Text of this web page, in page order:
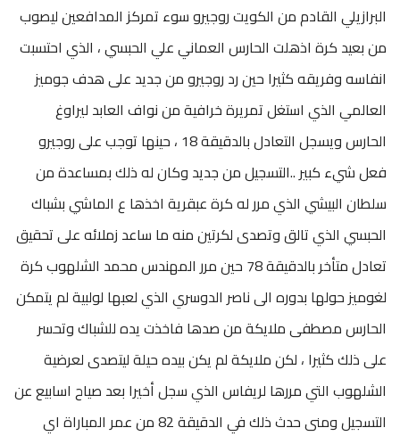
البرازيلي القادم من الكويت روجيرو سوء تمركز المدافعين ليصوب
من بعيد كرة اذهلت الحارس العماني علي الحبسي ، الذي احتسبت
انفاسه وفريقه كثيرا حين رد روجيرو من جديد على هدف جوميز
العالمي الذي استغل تمريرة خرافية من نواف العابد ليراوغ
الحارس ويسجل التعادل بالدقيقة 18 ، حينها توجب على روجيرو
فعل شيء كبير ..التسجيل من جديد وكان له ذلك بمساعدة من
سلطان البيشي الذي مرر له كرة عبقرية اخذها ع الماشي بشباك
الحبسي الذي تالق وتصدى لكرتين منه ما ساعد زملائه على تحقيق
تعادل متأخر بالدقيقة 78 حين مرر المهندس محمد الشلهوب كرة
لغوميز حولها بدوره الى ناصر الدوسري الذي لعبها لولبية لم يتمكن
الحارس مصطفى ملايكة من صدها فاخذت يده للشباك وتحسر
على ذلك كثيرا ، لكن ملايكة لم يكن بيده حيلة ليتصدى لعرضية
الشلهوب التي مررها لريفاس الذي سجل أخيرا بعد صياح اسابيع عن
التسجيل ومنى حدث ذلك في الدقيقة 82 من عمر المباراة اي